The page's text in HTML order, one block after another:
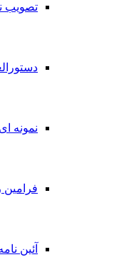
تصویب
نمونه
فرامین
آئین